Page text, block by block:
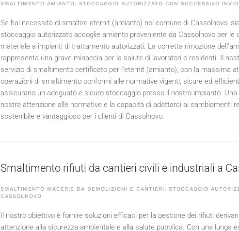
SMALTIMENTO AMIANTO: STOCCAGGIO AUTORIZZATO CON SUCCESSIVO
Se hai necessità di smaltire eternit (amianto) nel comune di Cassolnovo,
stoccaggio autorizzato accoglie amianto proveniente da Cassolnovo per
materiale a impianti di trattamento autorizzati. La corretta rimozione
rappresenta una grave minaccia per la salute di lavoratori e residenti. Il
servizio di smaltimento certificato per l'eternit (amianto), con la massima
operazioni di smaltimento conformi alle normative vigenti, sicure ed
assicurano un adeguato e sicuro stoccaggio presso il nostro impianto.
nostra attenzione alle normative e la capacità di adattarci ai cambiamenti
sostenibile e vantaggioso per i clienti di Cassolnovo.
Smaltimento rifiuti da cantieri civili e industriali a
SMALTIMENTO MACERIE DA DEMOLIZIONI E CANTIERI: STOCCAGGIO
CASSOLNOVO
Il nostro obiettivo è fornire soluzioni efficaci per la gestione dei rifiuti
attenzione alla sicurezza ambientale e alla salute pubblica. Con una lunga